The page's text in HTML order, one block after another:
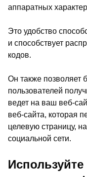
аппаратных
Это удобство
и способствует
кодов.
Он также позволяет
пользователей
ведет на ваш веб-
веб-сайта, которая
целевую страницу,
социальной сети.
Используйте